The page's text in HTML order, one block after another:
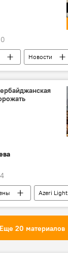
Новости
Azeri Light
Еще 20 материалов